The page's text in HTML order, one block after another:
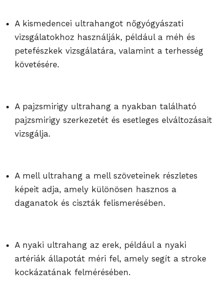
A kismedencei ultrahangot nőgyógyászati
vizsgálatokhoz használják, például a méh és
petefészkek vizsgálatára, valamint a terhesség
követésére.
A pajzsmirigy ultrahang a nyakban található
pajzsmirigy szerkezetét és esetleges elváltozásait
vizsgálja.
A mell ultrahang a mell szöveteinek részletes
képeit adja, amely különösen hasznos a
daganatok és ciszták felismerésében.
A nyaki ultrahang az erek, például a nyaki
artériák állapotát méri fel, amely segít a stroke
kockázatának felmérésében.